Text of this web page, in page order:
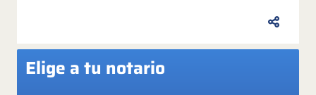
Elige a tu notario